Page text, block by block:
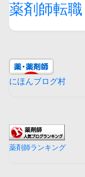
薬剤師転職
にほんブログ村
薬剤師ランキング